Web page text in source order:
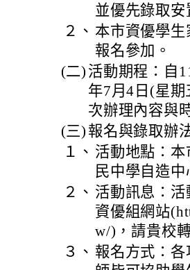
並優先錄取
２、 本市資優學
報名參加。
(二) 活動期程：自
年7月4日(星
次辦理內容與
(三) 報名與錄取辦
１、 活動地點：
民中學自造
２、 活動訊息：
資優組網站
w/)，請貴校
３、 報名方式：